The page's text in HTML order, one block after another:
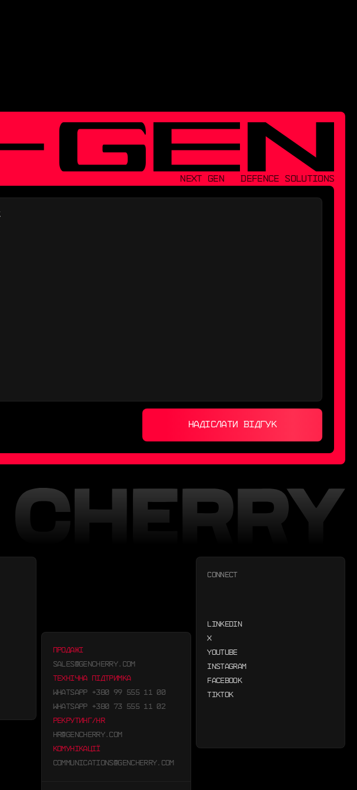
NEXT GEN   DEFENCE SOLUTIONS
НАДІСЛАТИ ВІДГУК
ПРОДАЖІ
SALES@GENCHERRY.COM
ТЕХНІЧНА ПІДТРИМКА
WHATSAPP +380 99 555 11 00
WHATSAPP +380 73 555 11 02
РЕКРУТИНГ/HR
HR@GENCHERRY.COM
КОМУНІКАЦІЇ
COMMUNICATIONS@GENCHERRY.COM
CONNECT
LINKEDIN
X
YOUTUBE
INSTAGRAM
FACEBOOK
TIKTOK